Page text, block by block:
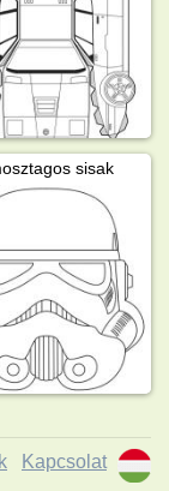
sisak
Kapcsolat